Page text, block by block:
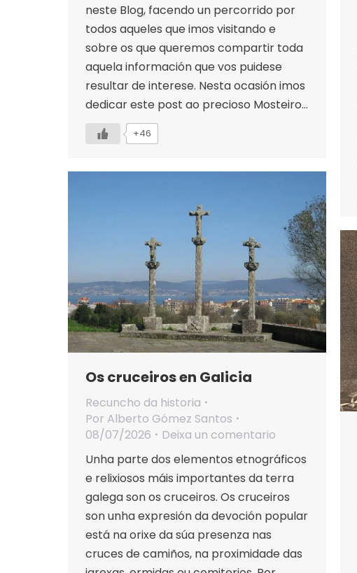
neste Blog, facendo un percorrido por
todos aqueles que imos visitando e
sobre os que queremos compartir toda
aquela información que vos puidese
resultar de interese. Nesta ocasión imos
dedicar este post ao precioso Mosteiro…
+46
Os cruceiros en Galicia
Recuncho da historia
Por Alberto Gómez Santos
08/07/2026
Deixa un comentario
Unha parte dos elementos etnográficos
e relixiosos máis importantes da terra
galega son os cruceiros. Os cruceiros
son unha expresión da devoción popular
está na orixe da súa presenza nas
cruces de camiños, na proximidade das